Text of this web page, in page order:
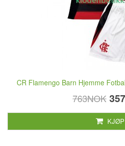
CR Flamengo Barn Hjemme
763NOK
KJØP